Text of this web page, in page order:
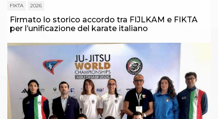
Quesiti fiscali
Sostenibilità
FIKTA 2026
Firmato lo storico accordo tra FIJLKAM e FIKTA
per l’unificazione del karate italiano